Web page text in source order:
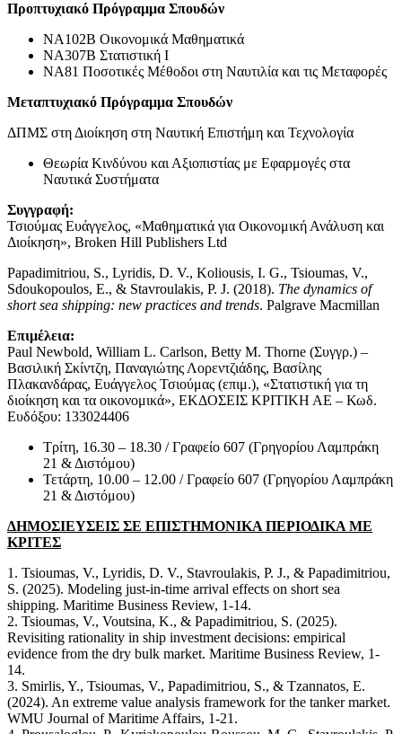
Προπτυχιακό Πρόγραμμα Σπουδών
ΝΑ102Β Οικονομικά Μαθηματικά
ΝΑ307Β Στατιστική I
ΝΑ81 Ποσοτικές Μέθοδοι στη Ναυτιλία και τις Μεταφορές
Μεταπτυχιακό Πρόγραμμα Σπουδών
ΔΠΜΣ στη Διοίκηση στη Ναυτική Επιστήμη και Τεχνολογία
Θεωρία Κινδύνου και Αξιοπιστίας με Εφαρμογές στα
Ναυτικά Συστήματα
Συγγραφή:
Τσιούμας Ευάγγελος, «Μαθηματικά για Οικονομική Ανάλυση και
Διοίκηση», Broken Hill Publishers Ltd
Papadimitriou, S., Lyridis, D. V., Koliousis, I. G., Tsioumas, V.,
Sdoukopoulos, E., & Stavroulakis, P. J. (2018). The dynamics of
short sea shipping: new practices and trends. Palgrave Macmillan
Επιμέλεια:
Paul Newbold, William L. Carlson, Betty M. Thorne (Συγγρ.) –
Βασιλική Σκίντζη, Παναγιώτης Λορεντζιάδης, Βασίλης
Πλακανδάρας, Ευάγγελος Τσιούμας (επιμ.), «Στατιστική για τη
διοίκηση και τα οικονομικά», ΕΚΔΟΣΕΙΣ ΚΡΙΤΙΚΗ ΑΕ – Κωδ.
Ευδόξου: 133024406
Τρίτη, 16.30 – 18.30 / Γραφείο 607 (Γρηγορίου Λαμπράκη
21 & Διστόμου)
Τετάρτη, 10.00 – 12.00 / Γραφείο 607 (Γρηγορίου Λαμπράκη
21 & Διστόμου)
ΔΗΜΟΣΙΕΥΣΕΙΣ ΣΕ ΕΠΙΣΤΗΜΟΝΙΚΑ ΠΕΡΙΟΔΙΚΑ ΜΕ
ΚΡΙΤΕΣ
1. Tsioumas, V., Lyridis, D. V., Stavroulakis, P. J., & Papadimitriou,
S. (2025). Modeling just-in-time arrival effects on short sea
shipping. Maritime Business Review, 1-14.
2. Tsioumas, V., Voutsina, K., & Papadimitriou, S. (2025).
Revisiting rationality in ship investment decisions: empirical
evidence from the dry bulk market. Maritime Business Review, 1-
14.
3. Smirlis, Y., Tsioumas, V., Papadimitriou, S., & Tzannatos, E.
(2024). An extreme value analysis framework for the tanker market.
WMU Journal of Maritime Affairs, 1-21.